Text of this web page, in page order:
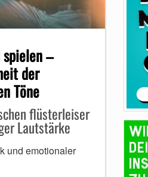
–
der
Töne
flüsterleiser
Lautstärke
und emotionaler